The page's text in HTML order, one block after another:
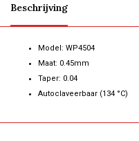
Beschrijving
Model: WP4504
Maat: 0.45mm
Taper: 0.04
Autoclaveerbaar (134 °C)